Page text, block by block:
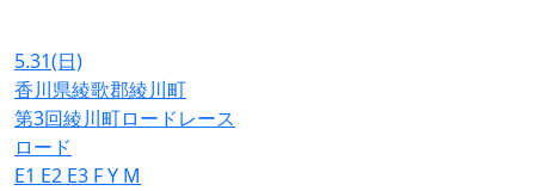
5.31(日)
香川県綾歌郡綾川町
第3回綾川町ロードレース
ロード
E1 E2 E3 FY M